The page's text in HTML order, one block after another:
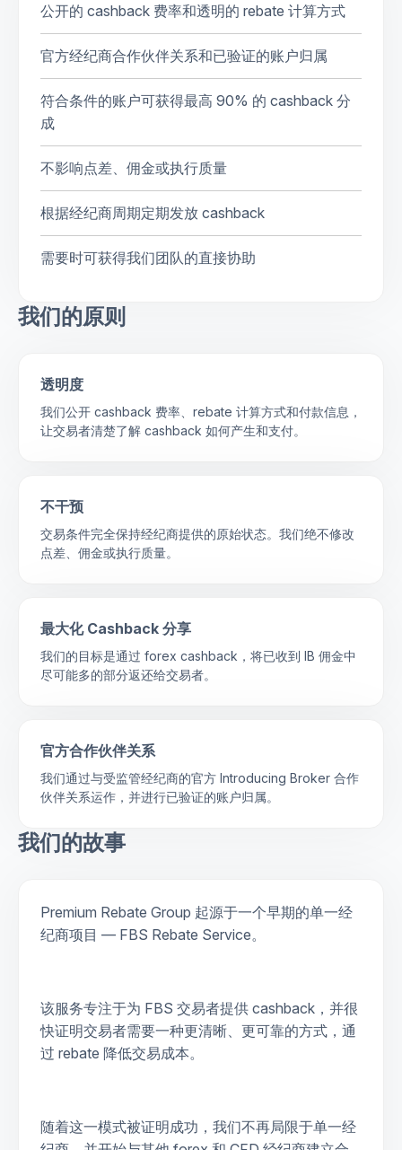
公开的 cashback 费率和透明的 rebate 计算方式
官方经纪商合作伙伴关系和已验证的账户归属
符合条件的账户可获得最高 90% 的 cashback 分
成
不影响点差、佣金或执行质量
根据经纪商周期定期发放 cashback
需要时可获得我们团队的直接协助
我们的原则
透明度
我们公开 cashback 费率、rebate 计算方式和付款信息，
让交易者清楚了解 cashback 如何产生和支付。
不干预
交易条件完全保持经纪商提供的原始状态。我们绝不修改
点差、佣金或执行质量。
最大化 Cashback 分享
我们的目标是通过 forex cashback，将已收到 IB 佣金中
尽可能多的部分返还给交易者。
官方合作伙伴关系
我们通过与受监管经纪商的官方 Introducing Broker 合作
伙伴关系运作，并进行已验证的账户归属。
我们的故事
Premium Rebate Group 起源于一个早期的单一经
纪商项目 — FBS Rebate Service。
该服务专注于为 FBS 交易者提供 cashback，并很
快证明交易者需要一种更清晰、更可靠的方式，通
过 rebate 降低交易成本。
随着这一模式被证明成功，我们不再局限于单一经